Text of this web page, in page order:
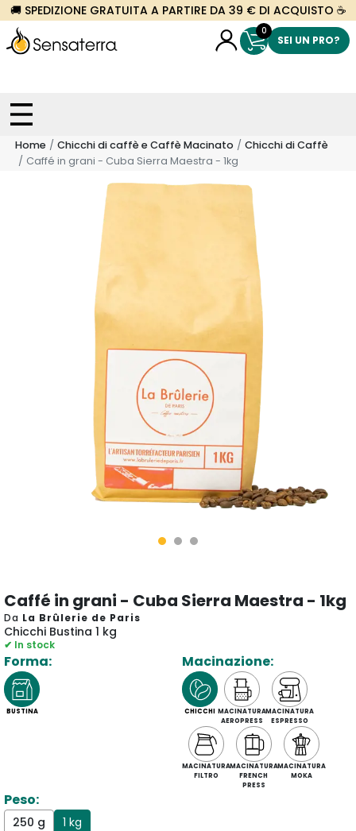
🚚 SPEDIZIONE GRATUITA A PARTIRE DA 39 € DI ACQUISTO ☕
0
SEI UN PRO?
Home Chicchi di caffè e Caffè Macinato
Chicchi di Caffè
Caffé in grani - Cuba Sierra Maestra - 1kg
Caffé in grani - Cuba Sierra Maestra - 1kg
Da La Brûlerie de Paris
Chicchi Bustina 1 kg
✔ In stock
Forma:
BUSTINA
Macinazione:
CHICCHI MACINATURA
AEROPRESS
MACINATURA
ESPRESSO
MACINATURA
FILTRO
MACINATURA
FRENCH
PRESS
MACINATURA
MOKA
Peso:
250 g 1 kg